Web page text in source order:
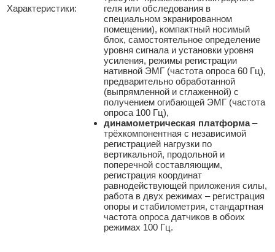
Характеристики:
геля или обследования в
специальном экранированном
помещении), компактный носимый
блок, самостоятельное определение
уровня сигнала и установки уровня
усиления, режимы регистрации
нативной ЭМГ (частота опроса 60 Гц),
предварительно обработанной
(выпрямленной и сглаженной) с
получением огибающей ЭМГ (частота
опроса 100 Гц),
динамометрическая платформа–
трёхкомпонентная с независимой
регистрацией нагрузки по
вертикальной, продольной и
поперечной составляющим,
регистрация координат
равнодействующей приложения силы,
работа в двух режимах – регистрация
опоры и стабилометрия, стандартная
частота опроса датчиков в обоих
режимах 100 Гц.